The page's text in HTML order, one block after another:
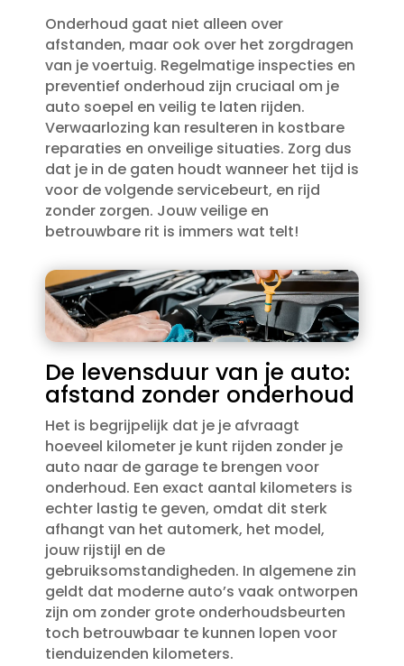
Onderhoud gaat niet alleen over
afstanden, maar ook over het zorgdragen
van je voertuig.​ Regelmatige inspecties en
preventief onderhoud zijn cruciaal om je
auto soepel en veilig te laten rijden.​
Verwaarlozing kan resulteren in kostbare
reparaties en onveilige situaties.​ Zorg dus
dat je in de gaten houdt wanneer het tijd is
voor de volgende servicebeurt, en rijd
zonder zorgen.​ Jouw veilige en
betrouwbare rit is immers wat telt!
De levensduur van je auto:
afstand zonder onderhoud
Het is begrijpelijk dat je je afvraagt
hoeveel kilometer je kunt rijden zonder je
auto naar de garage te brengen voor
onderhoud.​ Een exact aantal kilometers is
echter lastig te geven, omdat dit sterk
afhangt van het automerk, het model,
jouw rijstijl en de
gebruiksomstandigheden.​ In algemene zin
geldt dat moderne auto’s vaak ontworpen
zijn om zonder grote onderhoudsbeurten
toch betrouwbaar te kunnen lopen voor
tienduizenden kilometers.​